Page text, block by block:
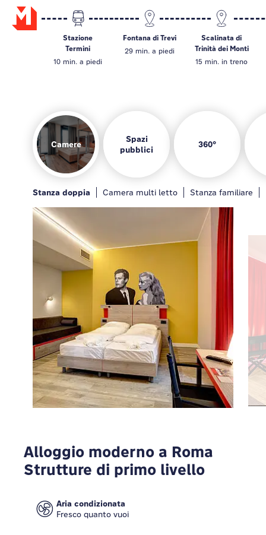
Stazione
Termini
10 min. a piedi
Fontana di Trevi
29 min. a piedi
Scalinata di
Trinità dei Monti
15 min. in treno
Camere
Spazi
pubblici
360°
Stanza doppia Camera multi letto Stanza familiare
Generale Bar Angolo scalda & gusta Lounge Sala
Le camere Bar Area giochi Cucina per gli ospiti
Per vedere Google Maps devi modificare le
tue impostazioni sulla privacy
MODIFICA
Alloggio moderno a Roma
Strutture di primo livello
Aria condizionata
Fresco quanto vuoi